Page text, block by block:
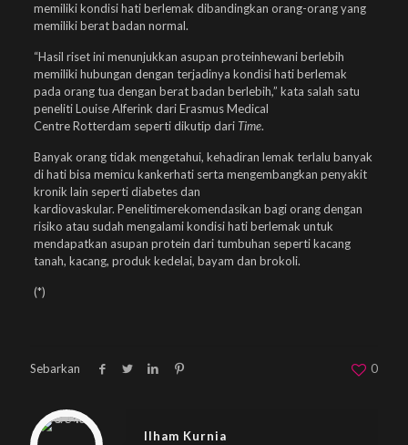
memiliki kondisi hati berlemak dibandingkan orang-orang yang
memiliki berat badan normal.
“Hasil riset ini menunjukkan asupan proteinhewani berlebih
memiliki hubungan dengan terjadinya kondisi hati berlemak
pada orang tua dengan berat badan berlebih,” kata salah satu
peneliti Louise Alferink dari Erasmus Medical
Centre Rotterdam seperti dikutip dari Time.
Banyak orang tidak mengetahui, kehadiran lemak terlalu banyak
di hati bisa memicu kankerhati serta mengembangkan penyakit
kronik lain seperti diabetes dan
kardiovaskular. Penelitimerekomendasikan bagi orang dengan
risiko atau sudah mengalami kondisi hati berlemak untuk
mendapatkan asupan protein dari tumbuhan seperti kacang
tanah, kacang, produk kedelai, bayam dan brokoli.
(*)
Sebarkan 0
Warning
: Trying to access array offset on null in
/home/u833233641/domains/beplus.id/public_html/wp-content/themes/betheme/includes/content-single.php
on line
286
Ilham Kurnia